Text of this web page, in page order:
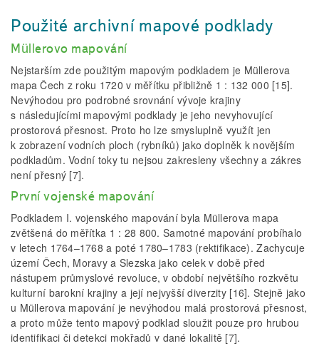
Použité archivní mapové podklady
Müllerovo mapování
Nejstarším zde použitým mapovým podkladem je Müllerova
mapa Čech z roku 1720 v měřítku přibližně 1 : 132 000 [15].
Nevýhodou pro podrobné srovnání vývoje krajiny
s následujícími mapovými podklady je jeho nevyhovující
prostorová přesnost. Proto ho lze smysluplně využít jen
k zobrazení vodních ploch (rybníků) jako doplněk k novějším
podkladům. Vodní toky tu nejsou zakresleny všechny a zákres
není přesný [7].
První vojenské mapování
Podkladem I. vojenského mapování byla Müllerova mapa
zvětšená do měřítka 1 : 28 800. Samotné mapování probíhalo
v letech 1764–1768 a poté 1780–1783 (rektifikace). Zachycuje
území Čech, Moravy a Slezska jako celek v době před
nástupem průmyslové revoluce, v období největšího rozkvětu
kulturní barokní krajiny a její nejvyšší diverzity [16]. Stejně jako
u Müllerova mapování je nevýhodou malá prostorová přesnost,
a proto může tento mapový podklad sloužit pouze pro hrubou
identifikaci či detekci mokřadů v dané lokalitě [7].